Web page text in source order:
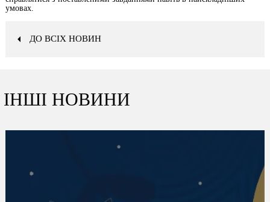
умовах.
ДО ВСІХ НОВИН
ІНШІ НОВИНИ